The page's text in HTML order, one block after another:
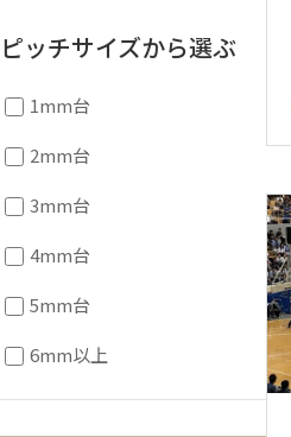
ピッチサイズから選ぶ
1mm台
2mm台
3mm台
4mm台
5mm台
6mm以上